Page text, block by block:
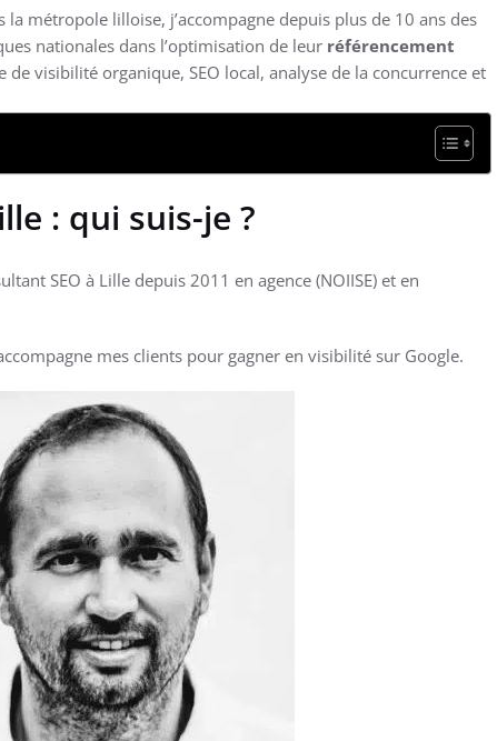
la métropole lilloise, j’accompagne depuis plus de 10 ans des
nationales dans l’optimisation de leur référencement
de visibilité organique, SEO local, analyse de la concurrence et
: qui suis-je ?
SEO à Lille depuis 2011 en agence (NOIISE) et en
mes clients pour gagner en visibilité sur Google.